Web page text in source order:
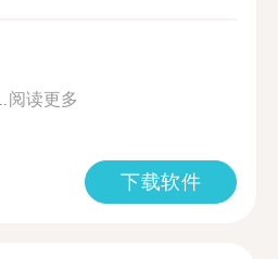
阅读更多
下载软件